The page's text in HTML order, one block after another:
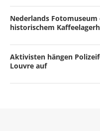
Nederlands
historischem
Aktivisten hängen
Louvre auf